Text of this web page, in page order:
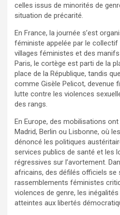
celles issus de minorités de
situation de précarité.
En France, la journée s’est
féministe appelée par le collectif
villages féministes et des
Paris, le cortège est parti de la
place de la République, tandis
comme Gisèle Pelicot, devenue
lutte contre les violences
des rangs.
En Europe, des mobilisations
Madrid, Berlin ou Lisbonne, où
dénoncé les politiques
services publics de santé et les
régressives sur l’avortement.
africains, des défilés officiels se
rassemblements féministes
violences de genre, les
atteintes aux libertés